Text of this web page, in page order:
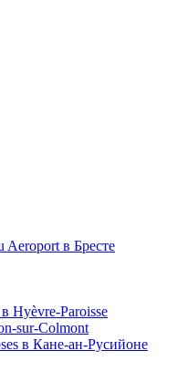
Aeroport в Бресте
Hyèvre-Paroisse
sur-Colmont
в Кане-ан-Русийоне